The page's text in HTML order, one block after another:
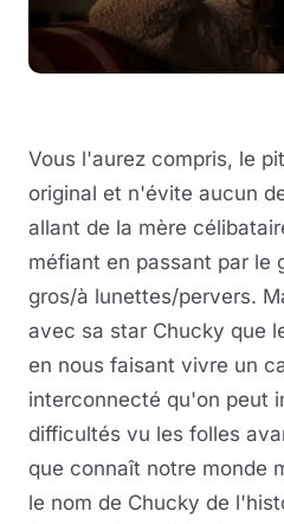
Vous l'aurez compris, le
original et n'évite aucun
allant de la mère
méfiant en passant par le
gros/à lunettes/pervers.
avec sa star Chucky que
en nous faisant vivre un
interconnecté qu'on peut
difficultés vu les folles
que connaît notre monde
le nom de Chucky de